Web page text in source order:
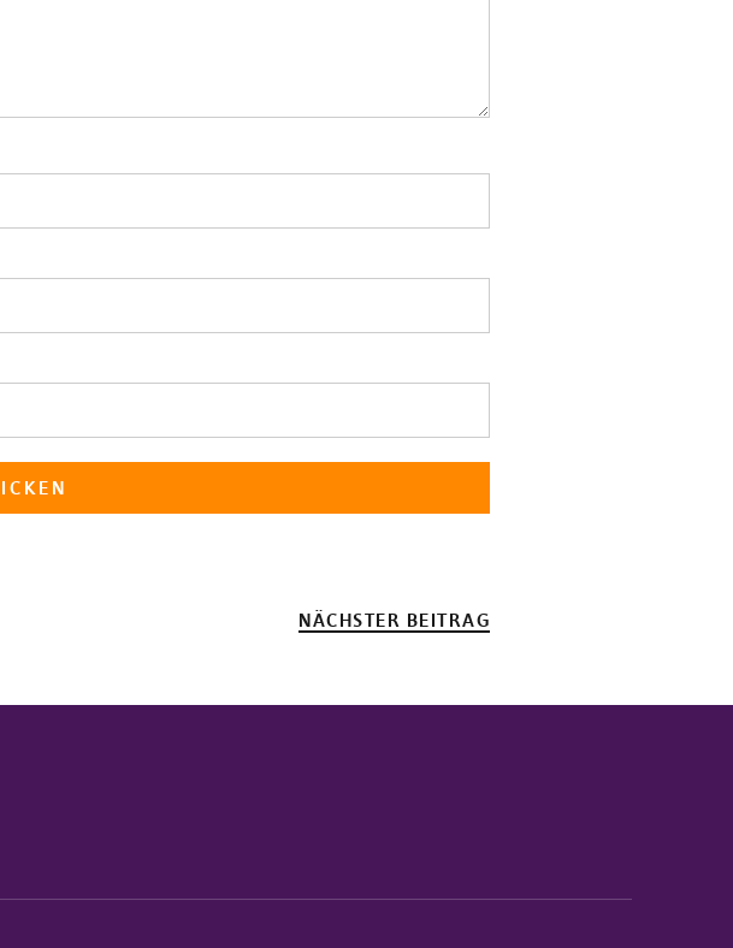
NÄCHSTER BEITRAG